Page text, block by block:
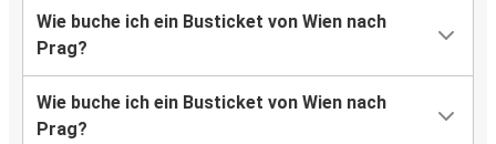
Wie buche ich ein Busticket von Wien nach
Prag?
Wie buche ich ein Busticket von Wien nach
Prag?